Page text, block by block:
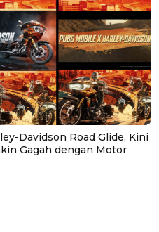
Davidson Road Glide, Kini
Gagah dengan Motor